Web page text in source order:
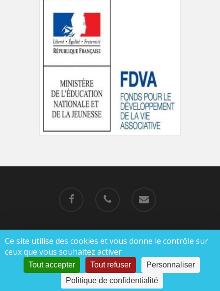
© 2019-2023 MJC de Charlieu |Mentions légales
|Politique de confidentialité
Ce site utilise des cookies et vous donne le contrôle sur
ceux que vous souhaitez activer
Tout accepter Tout refuser
Personnaliser
Politique de confidentialité